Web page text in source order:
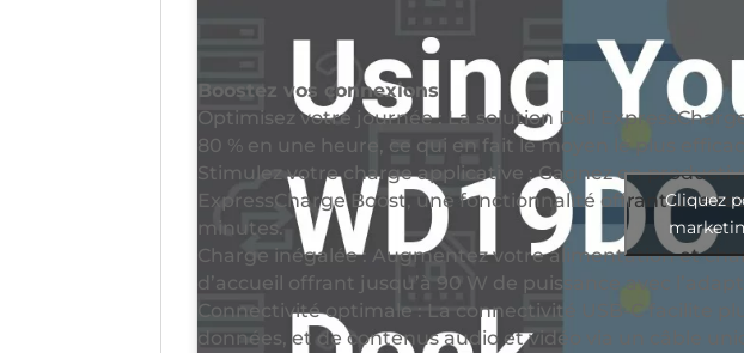
Boostez vos connexions
Optimisez votre journée : La solution Dell
80 % en une heure, ce qui en fait le moyen le plus
Stimulez votre charge applicative : Gagnez en
ExpressCharge Boost, une fonctionnalité offrant une
minutes.
Charge inégalée : Augmentez votre alimentation et
d’accueil offrant jusqu’à 90 W de puissance avec
Connectivité optimale : La connectivité USB-C facilite
données, et de contenus audio et vidéo via un câble
Cliquez